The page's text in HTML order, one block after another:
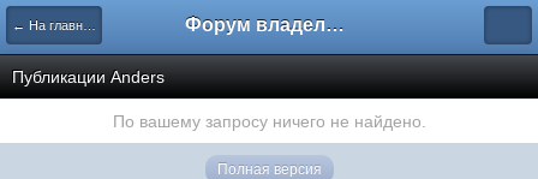
← На главную Форум владельцев интернет-магазинов
Публикации Anders
По вашему запросу ничего не найдено.
Полная версия